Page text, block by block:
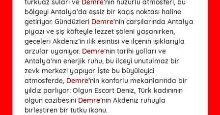
turkuaz suları ve Demre’nin huzurlu atmosferi, bu
bölgeyi Antalya’da eşsiz bir kaçış noktası haline
getiriyor. Gündüzleri Demre’nin çarşılarında Antalya
piyazı ve şiş köfteyle lezzet şöleni yaşanırken,
geceleri Akdeniz’in ılık esintisi ve ilçenin ışıklarıyla
arzular uyanıyor. Demre’nin tarihi yolları ve
Antalya’nın enerjik ruhu, bu ilçeyi unutulmaz bir
zevk merkezi yapıyor. İşte bu büyüleyici
atmosferde, Demre’nin konforlu mekanlarında bir
yıldız parlıyor: Olgun Escort Deniz, Türk kadınının
olgun cazibesini Demre’nin Akdeniz ruhuyla
birleştiren bir tutku ikonu.